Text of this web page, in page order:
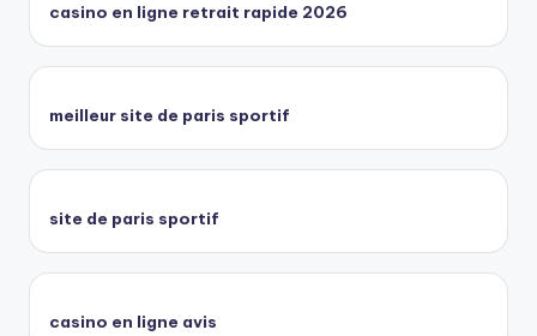
casino en ligne retrait rapide 2026
meilleur site de paris sportif
site de paris sportif
casino en ligne avis